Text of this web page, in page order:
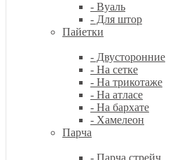
- Вуаль
- Для штор
Пайетки
- Двусторонние
- На сетке
- На трикотаже
- На атласе
- На бархате
- Хамелеон
Парча
- Парча стрейч